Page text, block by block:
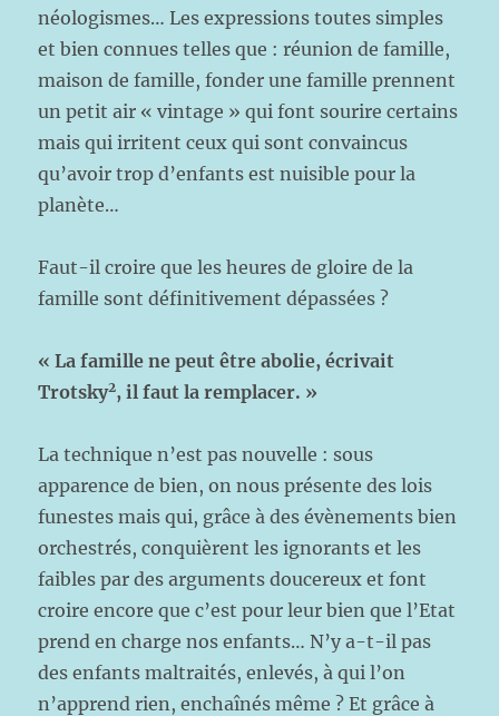
néologismes… Les expressions toutes simples
et bien connues telles que : réunion de famille,
maison de famille, fonder une famille prennent
un petit air « vintage » qui font sourire certains
mais qui irritent ceux qui sont convaincus
qu’avoir trop d’enfants est nuisible pour la
planète…
Faut-il croire que les heures de gloire de la
famille sont définitivement dépassées ?
« La famille ne peut être abolie, écrivait
Trotsky2, il faut la remplacer. »
La technique n’est pas nouvelle : sous
apparence de bien, on nous présente des lois
funestes mais qui, grâce à des évènements bien
orchestrés, conquièrent les ignorants et les
faibles par des arguments doucereux et font
croire encore que c’est pour leur bien que l’Etat
prend en charge nos enfants… N’y a-t-il pas
des enfants maltraités, enlevés, à qui l’on
n’apprend rien, enchaînés même ? Et grâce à